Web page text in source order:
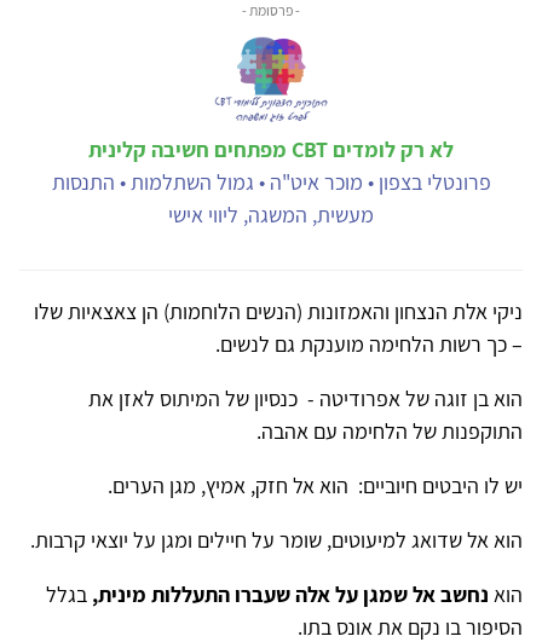
- פרסומת -
לא רק לומדים CBT מפתחים חשיבה קלינית
פרונטלי בצפון • מוכר איט"ה • גמול השתלמות • התנסות
מעשית, המשגה, ליווי אישי
ניקי אלת הנצחון והאמזונות (הנשים הלוחמות) הן צאצאיות שלו
– כך רשות הלחימה מוענקת גם לנשים.
הוא בן זוגה של אפרודיטה - כנסיון של המיתוס לאזן את
התוקפנות של הלחימה עם אהבה.
יש לו היבטים חיוביים: הוא אל חזק, אמיץ, מגן הערים.
הוא אל שדואג למיעוטים, שומר על חיילים ומגן על יוצאי קרבות.
הוא נחשב אל שמגן על אלה שעברו התעללות מינית, בגלל
הסיפור בו נקם את אונס בתו.